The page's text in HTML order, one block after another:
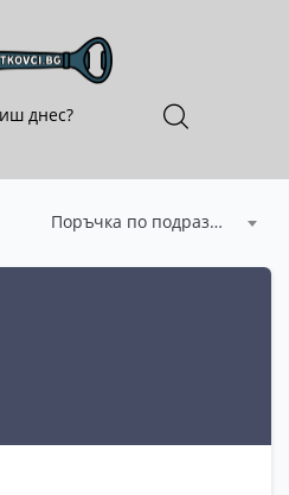
Поръчка по подразбиране